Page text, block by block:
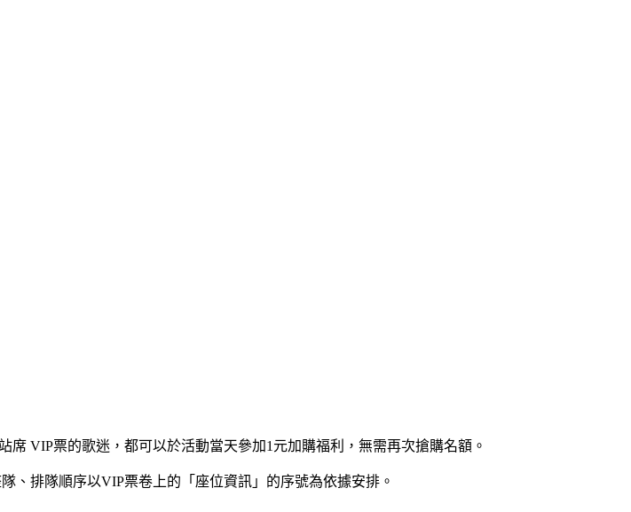
VIP票的歌迷，都可以於活動當天參加1元加購福利，無需再次搶購名額。
、排隊順序以VIP票卷上的「座位資訊」的序號為依據安排。